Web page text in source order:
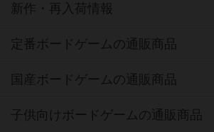
新作・再入荷情報
定番ボードゲームの通販商品
国産ボードゲームの通販商品
子供向けボードゲームの通販商品